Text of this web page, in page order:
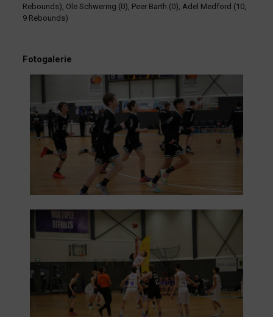
Rebounds), Ole Schwering (0), Peer Barth (0), Adel Medford (10,
9 Rebounds)
Fotogalerie